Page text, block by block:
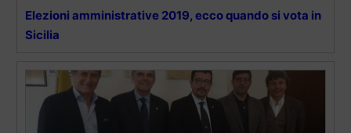
Elezioni amministrative 2019, ecco quando si vota in
Sicilia